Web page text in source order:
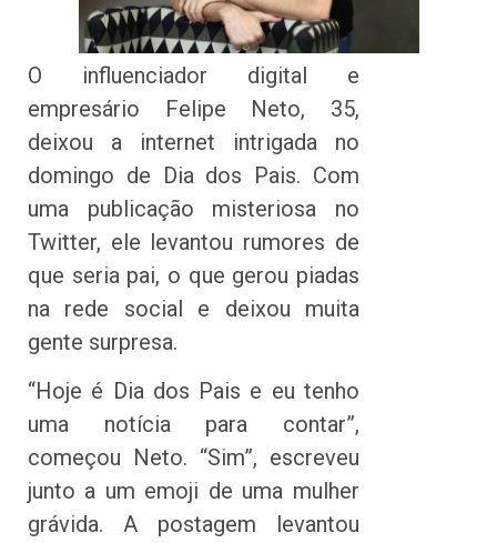
O influenciador digital e
empresário Felipe Neto, 35,
deixou a internet intrigada no
domingo de Dia dos Pais. Com
uma publicação misteriosa no
Twitter, ele levantou rumores de
que seria pai, o que gerou piadas
na rede social e deixou muita
gente surpresa.
“Hoje é Dia dos Pais e eu tenho
uma notícia para contar”,
começou Neto. “Sim”, escreveu
junto a um emoji de uma mulher
grávida. A postagem levantou